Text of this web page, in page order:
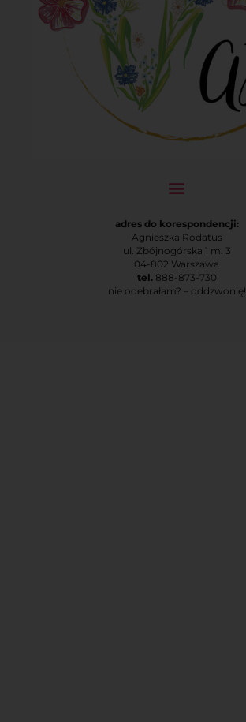
adres do korespondencji:
Agnieszka Rodatus
ul. Zbójnogórska 1 m. 3
04-802 Warszawa
tel.888-873-730
nie odebrałam? – oddzwonię!